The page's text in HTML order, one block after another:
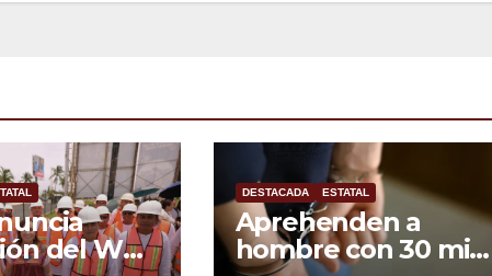
del WTC
DESTACADA ESTATAL
Aprehenden a
hombre con 30 mil